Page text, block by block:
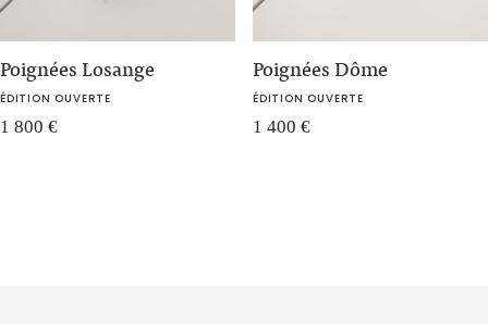
Poignées Losange
ÉDITION OUVERTE
1 800 €
Poignées Dôme
ÉDITION OUVERTE
1 400 €